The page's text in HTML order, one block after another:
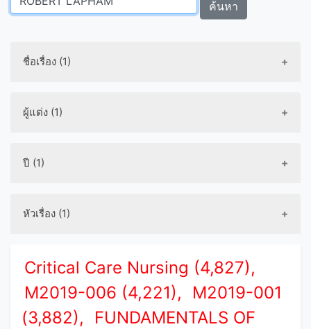
ค้นหา
ชื่อเรื่อง (1)
ผู้แต่ง (1)
ปี (1)
หัวเรื่อง (1)
Critical Care Nursing (4,827),
M2019-006 (4,221),
M2019-001
(3,882),
FUNDAMENTALS OF